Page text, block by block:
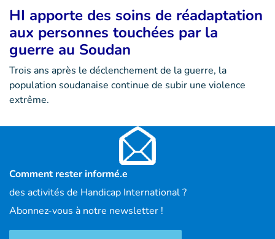
HI apporte des soins de réadaptation
aux personnes touchées par la
guerre au Soudan
Trois ans après le déclenchement de la guerre, la
population soudanaise continue de subir une violence
extrême.
Comment rester informé.e
des activités de Handicap International ?
Abonnez-vous à notre newsletter !